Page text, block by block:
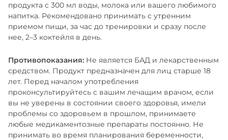
продукта с 300 мл воды, молока или вашего любимого
напитка. Рекомендовано принимать с утренним
приемом пищи, за час до тренировки и сразу после
нее, 2–3 коктейля в день.
Противопоказания: Не является БАД и лекарственным
средством. Продукт предназначен для лиц старше 18
лет. Перед началом употребления
проконсультируйтесь с вашим лечащим врачом, если
вы не уверены в состоянии своего здоровья, имели
проблемы со здоровьем в прошлом, принимаете
любые медикаментозные препараты постоянно. Не
принимать во время планирования беременности,